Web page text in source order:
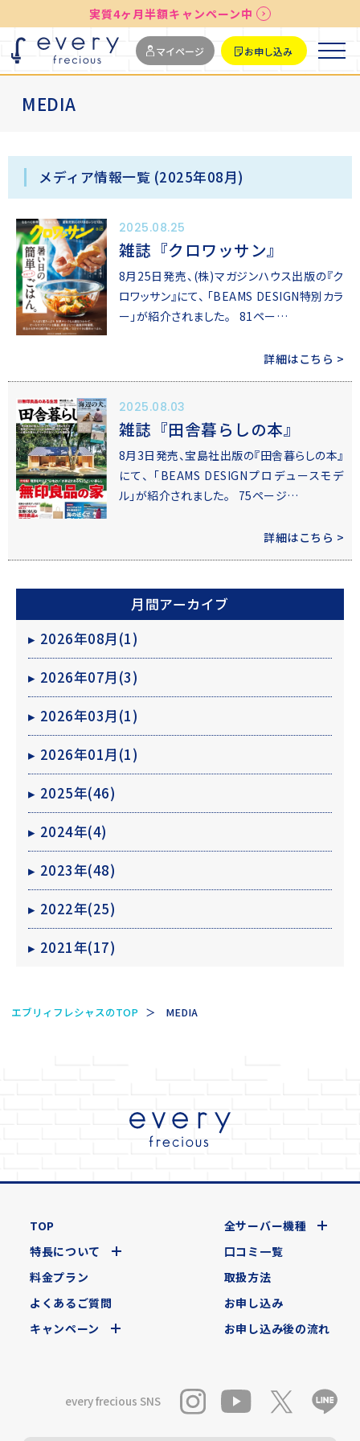
実質4ヶ月半額キャンペーン中
送料無料
最短お届け7日後
マイページ お申し込み
年体験レポート こだわりの暮らし
BEAMS DESIGN公式動画
MEDIA
メディア情報一覧 (2025年08月)
2025.08.25
雑誌『クロワッサン』
8月25日発売、(株)マガジンハウス出版の『ク
ロワッサン』にて、 「BEAMS DESIGN特別カラ
ー」が紹介されました。 81ペー…
詳細はこちら >
2025.08.03
雑誌『田舎暮らしの本』
8月3日発売、宝島社出版の『田舎暮らしの本』
にて、 「BEAMS DESIGNプロデュースモデ
ル」が紹介されました。 75ページ…
詳細はこちら >
月間アーカイブ
▸ 2026年08月(1)
▸ 2026年07月(3)
▸ 2026年03月(1)
▸ 2026年01月(1)
▸ 2025年(46)
▸ 2024年(4)
▸ 2023年(48)
▸ 2022年(25)
▸ 2021年(17)
エブリィフレシャスのTOP MEDIA
TOP
特長について
料金プラン
よくあるご質問
キャンペーン
全サーバー機種
口コミ一覧
取扱方法
お申し込み
お申し込み後の流れ
every frecious SNS